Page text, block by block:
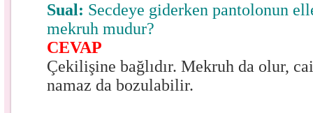
Sual: Secdeye giderken pantolonun
mekruh mudur?
CEVAP
Çekilişine bağlıdır. Mekruh da olur,
namaz da bozulabilir.